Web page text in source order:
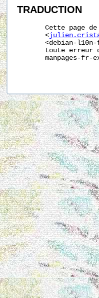
TRADUCTION
Cette page
       <
<debian-
toute erreur
manpages-fr-